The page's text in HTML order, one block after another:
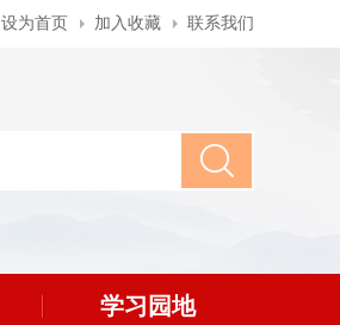
设为首页 加入收藏 联系我们
学习园地